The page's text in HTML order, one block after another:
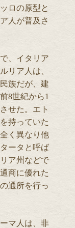
ロの原型と
人が普及さ
、イタリア
リア人は、
族だが、建
8世紀から1
せた。エト
持っていた
く異なり他
ータと呼ば
ア州などで
商に優れた
通所を行っ
マ人は、非